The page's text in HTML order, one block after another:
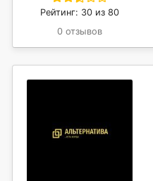
Рейтинг: 30 из 80
0 отзывов